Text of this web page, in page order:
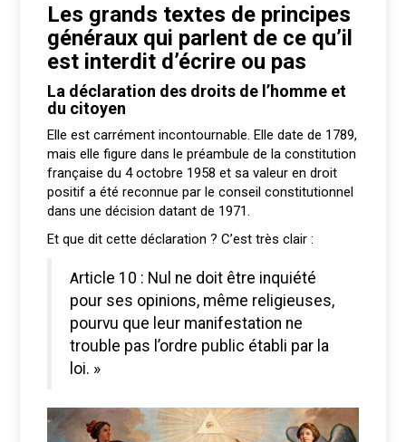
Les grands textes de principes
généraux qui parlent de ce qu’il
est interdit d’écrire ou pas
La déclaration des droits de l’homme et
du citoyen
Elle est carrément incontournable. Elle date de 1789,
mais elle figure dans le préambule de la constitution
française du 4 octobre 1958 et sa valeur en droit
positif a été reconnue par le conseil constitutionnel
dans une décision datant de 1971.
Et que dit cette déclaration ? C’est très clair :
Article 10 : Nul ne doit être inquiété
pour ses opinions, même religieuses,
pourvu que leur manifestation ne
trouble pas l’ordre public établi par la
loi. »